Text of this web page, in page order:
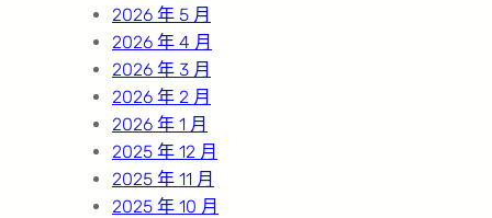
2026 年 5 月
2026 年 4 月
2026 年 3 月
2026 年 2 月
2026 年 1 月
2025 年 12 月
2025 年 11 月
2025 年 10 月